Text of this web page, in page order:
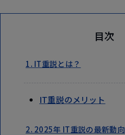
目次
1. IT重説とは？
IT重説のメリット
2. 2025年 IT重説の最新動向